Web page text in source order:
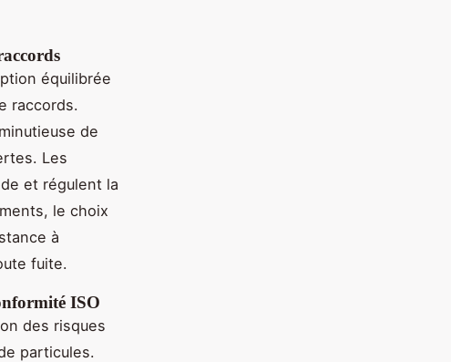
équilibrée
raccords.
de
Les
et régulent la
le choix
à
fuite.
ISO
des risques
particules.